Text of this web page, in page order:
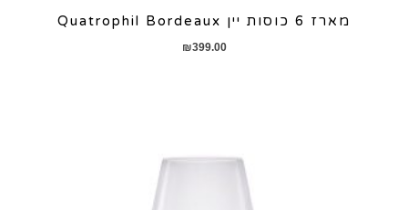
מארז 6 כוסות יין Quatrophil Bordeaux
₪399.00